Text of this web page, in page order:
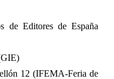
de Editores de España
12 (IFEMA-Feria de